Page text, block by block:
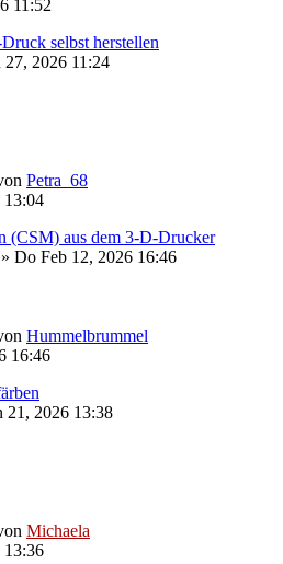
11:52
selbst herstellen
27, 2026 11:24
Petra_68
13:04
(CSM) aus dem 3-D-Drucker
» Do Feb 12, 2026 16:46
Hummelbrummel
16:46
21, 2026 13:38
Michaela
13:36